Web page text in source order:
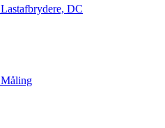
Lastafbrydere, DC
Måling